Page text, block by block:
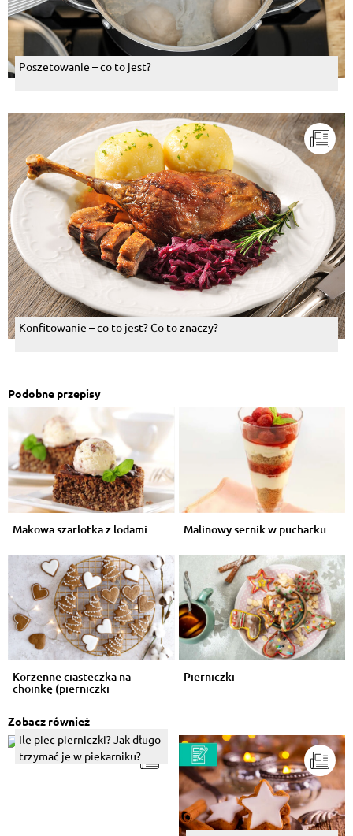
Poszetowanie – co to jest?
Konfitowanie – co to jest? Co to znaczy?
Podobne przepisy
Makowa szarlotka z lodami Malinowy sernik w pucharku
Korzenne ciasteczka na
choinkę (pierniczki
Pierniczki
Zobacz również
Ile piec pierniczki? Jak długo
trzymać je w piekarniku?